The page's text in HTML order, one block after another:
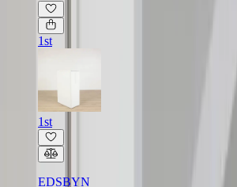
1st
1st
EDSBYN